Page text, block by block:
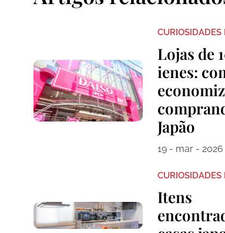
CURIOSIDADES
Lojas de
ienes:
Japão
19 - mar - 2026
CURIOSIDADES
Itens